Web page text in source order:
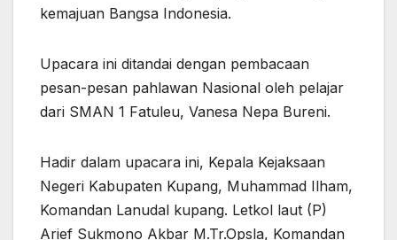
kemajuan Bangsa Indonesia.
Upacara ini ditandai dengan pembacaan
pesan-pesan pahlawan Nasional oleh pelajar
dari SMAN 1 Fatuleu, Vanesa Nepa Bureni.
Hadir dalam upacara ini, Kepala Kejaksaan
Negeri Kabupaten Kupang, Muhammad Ilham,
Komandan Lanudal kupang. Letkol laut (P)
Arief Sukmono Akbar M.Tr.Opsla, Komandan